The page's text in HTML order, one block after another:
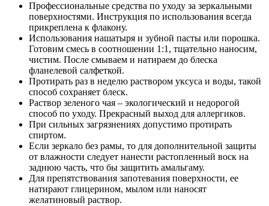
Профессиональные средства по уходу за зеркальными
поверхностями. Инструкция по использования всегда
прикреплена к флакону.
Использования нашатыря и зубной пасты или порошка.
Готовим смесь в соотношении 1:1, тщательно наносим,
чистим. После смываем и натираем до блеска
фланелевой салфеткой.
Протирать раз в неделю раствором уксуса и воды, такой
способ сохраняет блеск.
Раствор зеленого чая – экологический и недорогой
способ по уходу. Прекрасный выход для аллергиков.
При сильных загрязнениях допустимо протирать
спиртом.
Если зеркало без рамы, то для дополнительной защиты
от влажности следует нанести растопленный воск на
заднюю часть, что бы защитить амальгаму.
Для препятствования запотевания поверхности, ее
натирают глицерином, мылом или наносят
желатиновый раствор.